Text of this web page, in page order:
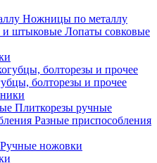
Ножницы по металлу
Лопаты совковые
болторезы и прочее
Плиткорезы ручные
Разные приспособления
Ручные ножовки